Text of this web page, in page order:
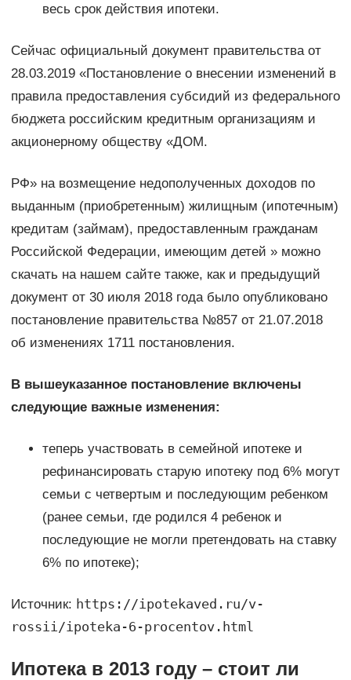
весь срок действия ипотеки.
Сейчас официальный документ правительства от
28.03.2019 «Постановление о внесении изменений в
правила предоставления субсидий из федерального
бюджета российским кредитным организациям и
акционерному обществу «ДОМ.
РФ» на возмещение недополученных доходов по
выданным (приобретенным) жилищным (ипотечным)
кредитам (займам), предоставленным гражданам
Российской Федерации, имеющим детей » можно
скачать на нашем сайте также, как и предыдущий
документ от 30 июля 2018 года было опубликовано
постановление правительства №857 от 21.07.2018
об изменениях 1711 постановления.
В вышеуказанное постановление включены
следующие важные изменения:
теперь участвовать в семейной ипотеке и
рефинансировать старую ипотеку под 6% могут
семьи с четвертым и последующим ребенком
(ранее семьи, где родился 4 ребенок и
последующие не могли претендовать на ставку
6% по ипотеке);
Источник: https://ipotekaved.ru/v-
rossii/ipoteka-6-procentov.html
Ипотека в 2013 году – стоит ли